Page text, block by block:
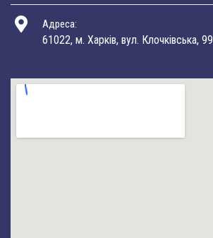
Адреса:
61022, м. Харків, вул. Клочківська, 99